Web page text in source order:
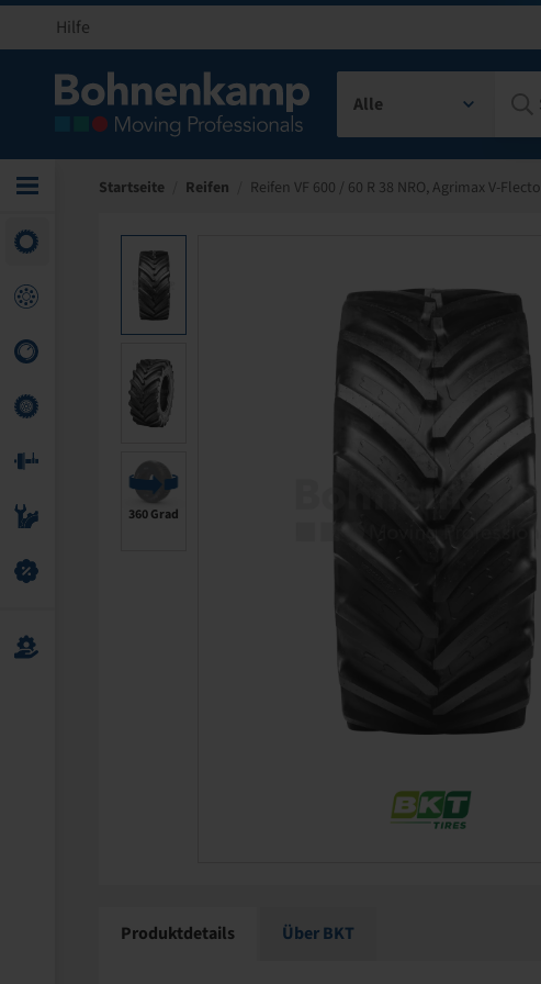
Hilfe
Alle
Startseite Reifen Reifen VF 600 / 60 R 38 NRO, Agrimax V-Flecto
360 Grad
Produktdetails Über BKT